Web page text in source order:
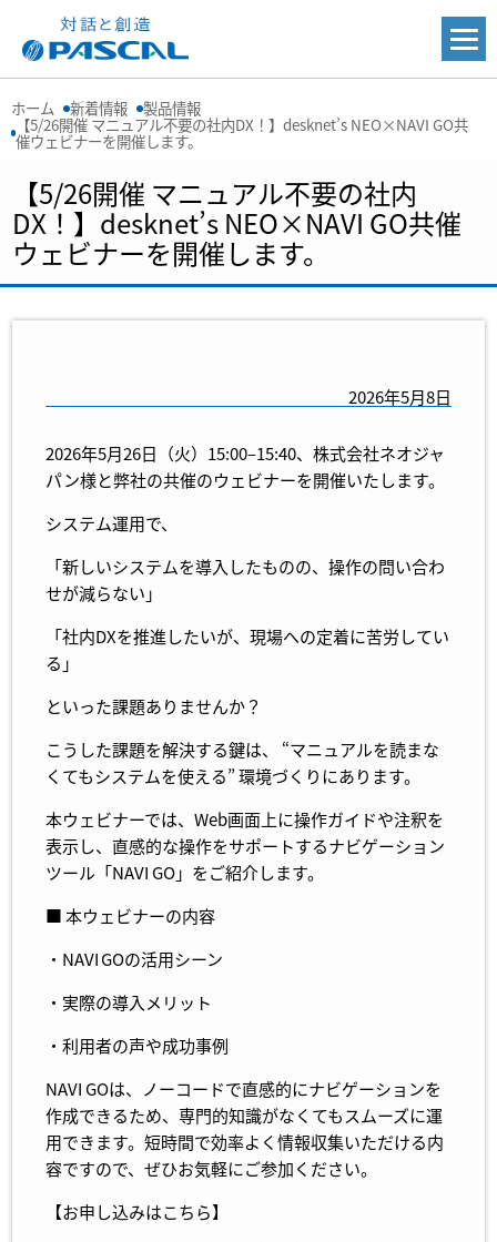
ホーム 新着情報 製品情報
【5/26開催 マニュアル不要の社内DX！】desknet’s NEO×NAVI GO共
催ウェビナーを開催します。
【5/26開催 マニュアル不要の社内
DX！】desknet’s NEO×NAVI GO共催
ウェビナーを開催します。
2026年5月8日
2026年5月26日（火）15:00–15:40、株式会社ネオジャ
パン様と弊社の共催のウェビナーを開催いたします。
システム運用で、
「新しいシステムを導入したものの、操作の問い合わ
せが減らない」
「社内DXを推進したいが、現場への定着に苦労してい
る」
といった課題ありませんか？
こうした課題を解決する鍵は、 “マニュアルを読まな
くてもシステムを使える” 環境づくりにあります。
本ウェビナーでは、Web画面上に操作ガイドや注釈を
表示し、直感的な操作をサポートするナビゲーション
ツール「NAVI GO」をご紹介します。
■ 本ウェビナーの内容
・NAVI GOの活用シーン
・実際の導入メリット
・利用者の声や成功事例
NAVI GOは、ノーコードで直感的にナビゲーションを
作成できるため、専門的知識がなくてもスムーズに運
用できます。短時間で効率よく情報収集いただける内
容ですので、ぜひお気軽にご参加ください。
【お申し込みはこちら】